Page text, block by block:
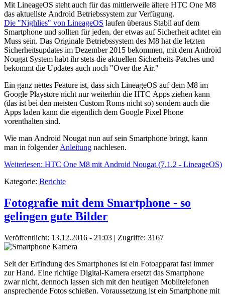
Mit LineageOS steht auch für das mittlerweile ältere HTC One M8
das aktuellste Android Betriebssystem zur Verfügung.
Die "Nighlies" von LineageOS laufen überaus Stabil auf dem
Smartphone und sollten für jeden, der etwas auf Sicherheit achtet ein
Muss sein. Das Originale Betriebssystem des M8 hat die letzten
Sicherheitsupdates im Dezember 2015 bekommen, mit dem Android
Nougat System habt ihr stets die aktuellen Sicherheits-Patches und
bekommt die Updates auch noch "Over the Air."
Ein ganz nettes Feature ist, dass sich LineageOS auf dem M8 im
Google Playstore nicht nur weiterhin die HTC Apps ziehen kann
(das ist bei den meisten Custom Roms nicht so) sondern auch die
Apps laden kann die eigentlich dem Google Pixel Phone
vorenthalten sind.
Wie man Android Nougat nun auf sein Smartphone bringt, kann
man in folgender Anleitung nachlesen.
Weiterlesen: HTC One M8 mit Android Nougat (7.1.2 - LineageOS)
Kategorie: Berichte
Fotografie mit dem Smartphone - so
gelingen gute Bilder
Veröffentlicht: 13.12.2016 - 21:03 | Zugriffe: 3167
Seit der Erfindung des Smartphones ist ein Fotoapparat fast immer
zur Hand. Eine richtige Digital-Kamera ersetzt das Smartphone
zwar nicht, dennoch lassen sich mit den heutigen Mobiltelefonen
ansprechende Fotos schießen. Voraussetzung ist ein Smartphone mit